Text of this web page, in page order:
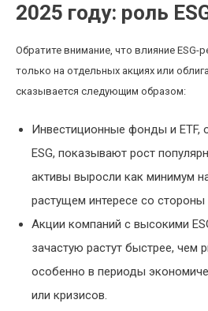
2025 году: роль
Обратите внимание, что влияние ESG-
только на отдельных акциях или
сказывается следующим образом:
Инвестиционные фонды и ETF,
ESG, показывают рост
активы выросли как минимум
растущем интересе со стороны
Акции компаний с высокими
зачастую растут быстрее, чем
особенно в периоды
или кризисов.